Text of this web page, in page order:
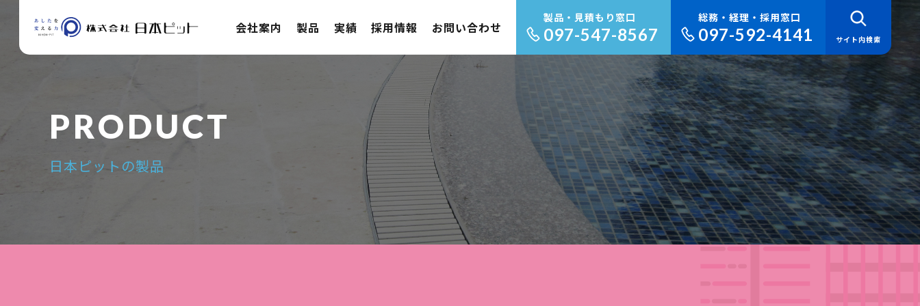
会社案内 製品 実績 採用情報 お問い合わせ
製品・見積もり窓口
097-547-8567
総務・経理・採用窓口
097-592-4141 サイト内検索
検 索
日本ピットの製品